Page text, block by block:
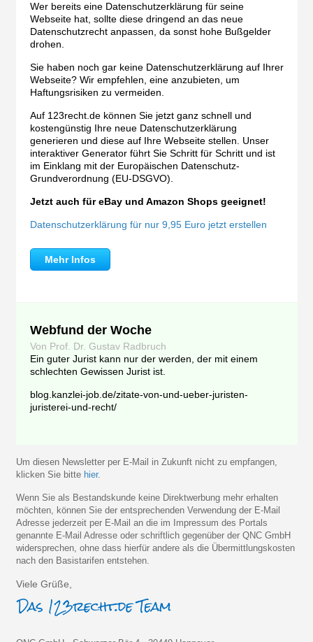
Wer bereits eine Datenschutzerklärung für seine
Webseite hat, sollte diese dringend an das neue
Datenschutzrecht anpassen, da sonst hohe Bußgelder
drohen.
Sie haben noch gar keine Datenschutzerklärung auf Ihrer
Webseite? Wir empfehlen, eine anzubieten, um
Haftungsrisiken zu vermeiden.
Auf 123recht.de können Sie jetzt ganz schnell und
kostengünstig Ihre neue Datenschutzerklärung
generieren und diese auf Ihre Webseite stellen. Unser
interaktiver Generator führt Sie Schritt für Schritt und ist
im Einklang mit der Europäischen Datenschutz-
Grundverordnung (EU-DSGVO).
Jetzt auch für eBay und Amazon Shops geeignet!
Datenschutzerklärung für nur 9,95 Euro jetzt erstellen
Mehr Infos
Webfund der Woche
Von Prof. Dr. Gustav Radbruch
Ein guter Jurist kann nur der werden, der mit einem
schlechten Gewissen Jurist ist.
blog.kanzlei-job.de/zitate-von-und-ueber-juristen-
juristerei-und-recht/
Um diesen Newsletter per E-Mail in Zukunft nicht zu empfangen,
klicken Sie bitte hier.
Wenn Sie als Bestandskunde keine Direktwerbung mehr erhalten
möchten, können Sie der entsprechenden Verwendung der E-Mail
Adresse jederzeit per E-Mail an die im Impressum des Portals
genannte E-Mail Adresse oder schriftlich gegenüber der QNC GmbH
widersprechen, ohne dass hierfür andere als die Übermittlungskosten
nach den Basistarifen entstehen.
Viele Grüße,